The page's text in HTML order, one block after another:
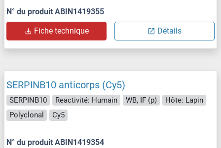
N° du produit ABIN1419355
Fiche technique Détails
SERPINB10 anticorps (Cy5)
SERPINB10 Reactivité: Humain WB, IF (p)
Hôte: Lapin
Polyclonal
Cy5
N° du produit ABIN1419354